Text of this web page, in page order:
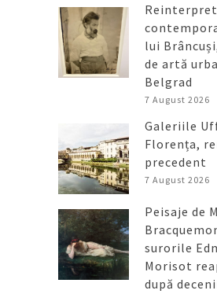
lui
de artă
Belgrad
7 August 2026
Galeriile
Florența,
precedent
7 August 2026
Peisaje de
surorile
Morisot
după